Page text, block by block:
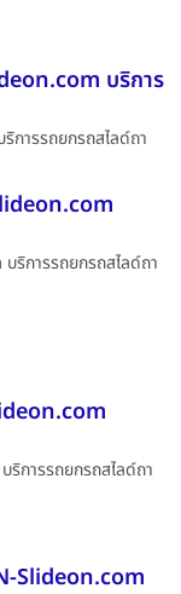
บริการ
การรถยกรถสไลด์ถา
ริการรถยกรถสไลด์ถา
การรถยกรถสไลด์ถา
Slideon.com